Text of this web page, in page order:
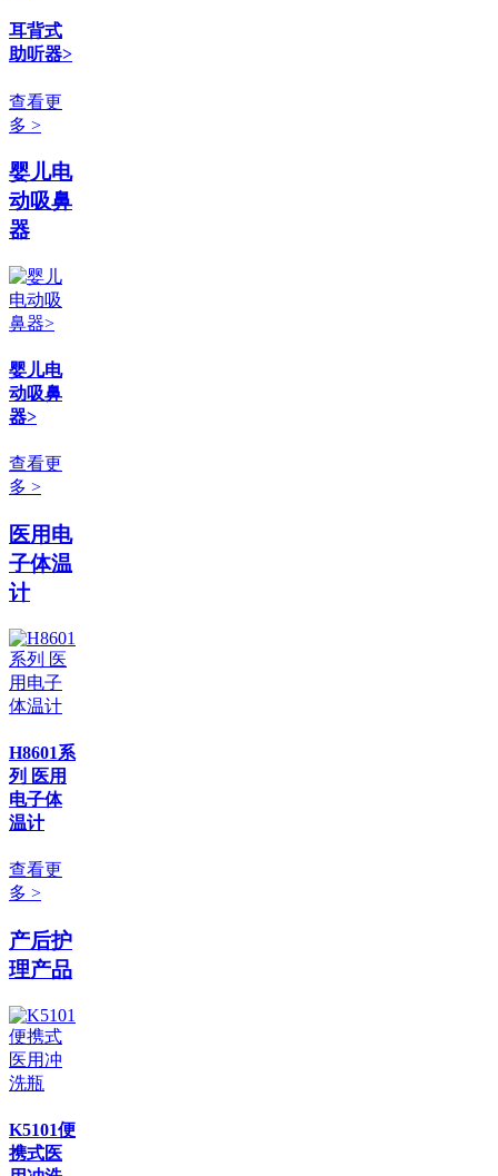
耳背式
助听器>
查看更
多 >
婴儿电
动吸鼻
器
婴儿电
动吸鼻
器>
查看更
多 >
医用电
子体温
计
H8601系
列 医用
电子体
温计
查看更
多 >
产后护
理产品
K5101便
携式医